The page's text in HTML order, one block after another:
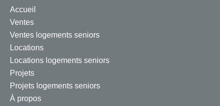
Accueil
Ventes
Ventes logements seniors
Locations
Locations logements seniors
Projets
Projets logements seniors
À propos